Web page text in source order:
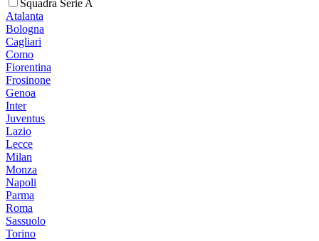
Squadra Serie A
Atalanta
Bologna
Cagliari
Como
Fiorentina
Frosinone
Genoa
Inter
Juventus
Lazio
Lecce
Milan
Monza
Napoli
Parma
Roma
Sassuolo
Torino